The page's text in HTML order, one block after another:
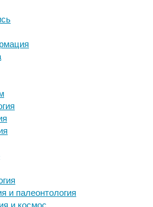
и палеонтология
и космос
биология
вирусы восприятие